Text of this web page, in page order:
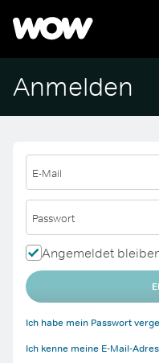
Anmelden
E-Mail
Passwort
Angemeldet
Ich habe mein Passwort
Ich kenne meine E-Mail-